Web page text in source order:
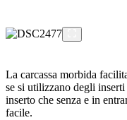
La carcassa morbida
se si utilizzano degli
inserto che senza e in
facile.